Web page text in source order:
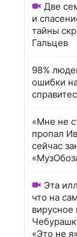
Две
и
тайны
Гальцев
98%
ошибки
«Мне не
пропал
сейчас
Эта
что на
вирусное
«Это не